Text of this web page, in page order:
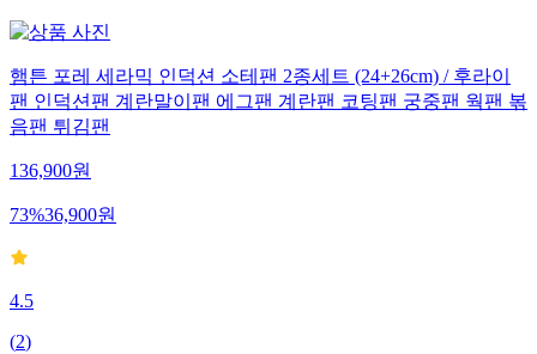
햄튼 포레 세라믹 인덕션 소테팬 2종세트 (24+26cm) / 후라이
팬 인덕션팬 계란말이팬 에그팬 계란팬 코팅팬 궁중팬 웍팬 볶
음팬 튀김팬
136,900원
73%36,900원
4.5
(2)